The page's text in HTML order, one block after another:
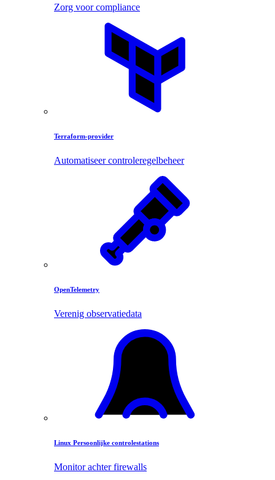
Zorg voor compliance
Terraform-provider
Automatiseer controleregelbeheer
OpenTelemetry
Verenig observatiedata
Linux Persoonlijke controlestations
Monitor achter firewalls